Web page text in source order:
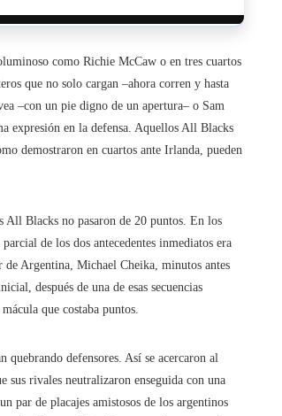
como Richie McCaw o en tres cuartos
que no solo cargan –ahora corren y hasta
–con un pie digno de un apertura– o Sam
expresión en la defensa. Aquellos All Blacks
demostraron en cuartos ante Irlanda, pueden
All Blacks no pasaron de 20 puntos. En los
de los dos antecedentes inmediatos era
Argentina, Michael Cheika, minutos antes
después de una de esas secuencias
que costaba puntos.
quebrando defensores. Así se acercaron al
rivales neutralizaron enseguida con una
par de placajes amistosos de los argentinos